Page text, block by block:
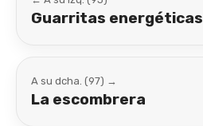
Guarritas energéticas
A su dcha. (97) →
La escombrera